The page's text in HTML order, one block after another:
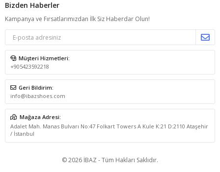
Bizden Haberler
Kampanya ve Fırsatlarımızdan İlk Siz Haberdar Olun!
Müşteri Hizmetleri:
+905423592218
Geri Bildirim:
info@ibazshoes.com
Mağaza Adresi:
Adalet Mah. Manas Bulvarı No:47 Folkart Towers A Kule K:21 D:2110 Ataşehir
/ İstanbul
© 2026 İBAZ - Tüm Hakları Saklıdır.